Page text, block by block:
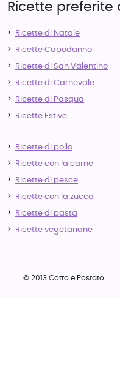
Ricette preferite
Ricette di Natale
Ricette Capodanno
Ricette di San Valentino
Ricette di Carnevale
Ricette di Pasqua
Ricette Estive
Ricette di pollo
Ricette con la carne
Ricette di pesce
Ricette con la zucca
Ricette di pasta
Ricette vegetariane
© 2013 Cotto e Postato